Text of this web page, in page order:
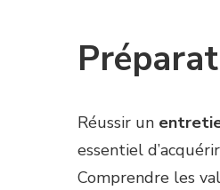
Réussir un
essentiel
Comprendre les